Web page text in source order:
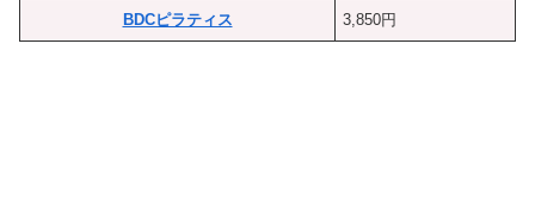
BDCピラティス 3,850円